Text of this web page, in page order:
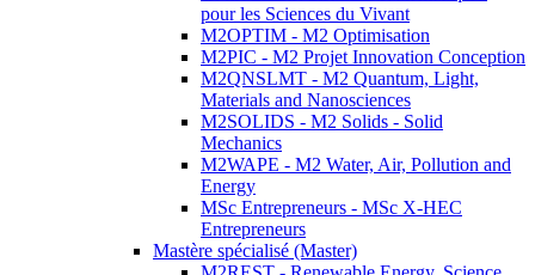
pour les Sciences du Vivant
M2OPTIM - M2 Optimisation
M2PIC - M2 Projet Innovation Conception
M2QNSLMT - M2 Quantum, Light,
Materials and Nanosciences
M2SOLIDS - M2 Solids - Solid
Mechanics
M2WAPE - M2 Water, Air, Pollution and
Energy
MSc Entrepreneurs - MSc X-HEC
Entrepreneurs
Mastère spécialisé (Master)